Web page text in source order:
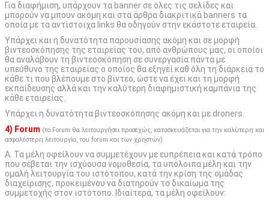
Για διαφήμιση, υπάρχουν τα banner σε όλες τις σελίδες και
μπορούν να μπουν ακόμη και στα άρθρα διακριτικά banners τα
οποία με τα αντίστοιχα links θα οδηγούν στην εκάστοτε εταιρεία.
Υπάρχει και η δυνατότητα παρουσίασης ακόμη και σε μορφή
βιντεοσκόπησης της εταιρείας του, από ανθρώπους μας, οι οποίοι
θα αναλάβουν τη βιντεοσκόπηση σε συνεργασία πάντα με
υπεύθυνο της εταιρείας ο οποίος θα εξηγεί καθ όλη τη διάρκεια το
κάθε τι που βλέπουμε στο βίντεο, ώστε να έχει και τη μορφή
εκπαίδευσης αλλά και την καλύτερη διαφημιστική καμπάνια της
κάθε εταιρείας.
Υπάρχει η δυνατότητα βιντεοσκόπησης ακόμη και με droners.
4) Forum (το Forum θα λειτουργήσει προσεχώς, κατασκευάζεται για την καλύτερη και
ασφαλέστερη λειτουργία, του forum και των χρηστών)
Α. Τα μέλη οφείλουν να συμμετέχουν με ευπρέπεια και κατά τρόπο
που σέβεται την ισχύουσα νομοθεσία, τα υπόλοιπα μέλη και την
ομαλή λειτουργία του ιστότοπου, κατά την κρίση της ομάδας
διαχείρισης, προκειμένου να διατηρούν το δικαίωμα της
συμμετοχής στον ιστότοπο. Ιδιαίτερα, τα μέλη οφείλουν: